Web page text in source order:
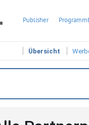
Publisher
Übersicht